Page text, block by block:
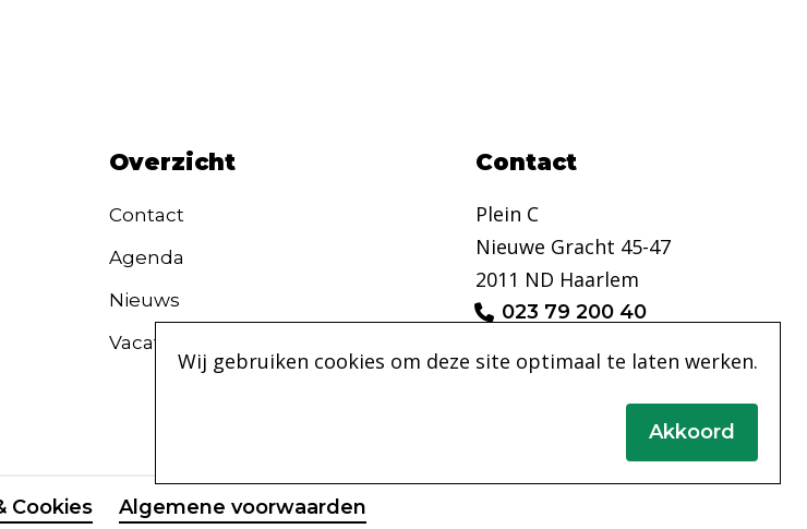
Overzicht
Contact
Agenda
Nieuws
Vacatures
Contact
Plein C
Nieuwe Gracht 45-47
2011 ND Haarlem
023 79 200 40
info@pleinc.nl
Cookies Algemene voorwaarden
Wij gebruiken cookies om deze site optimaal te laten werken.
Akkoord